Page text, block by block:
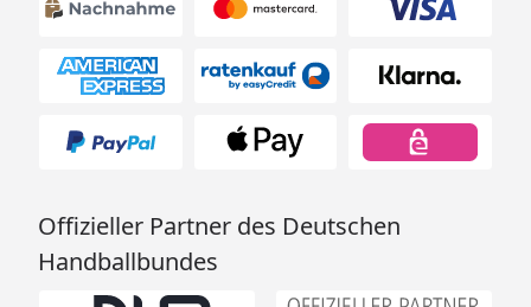
Offizieller Partner des Deutschen
Handballbundes